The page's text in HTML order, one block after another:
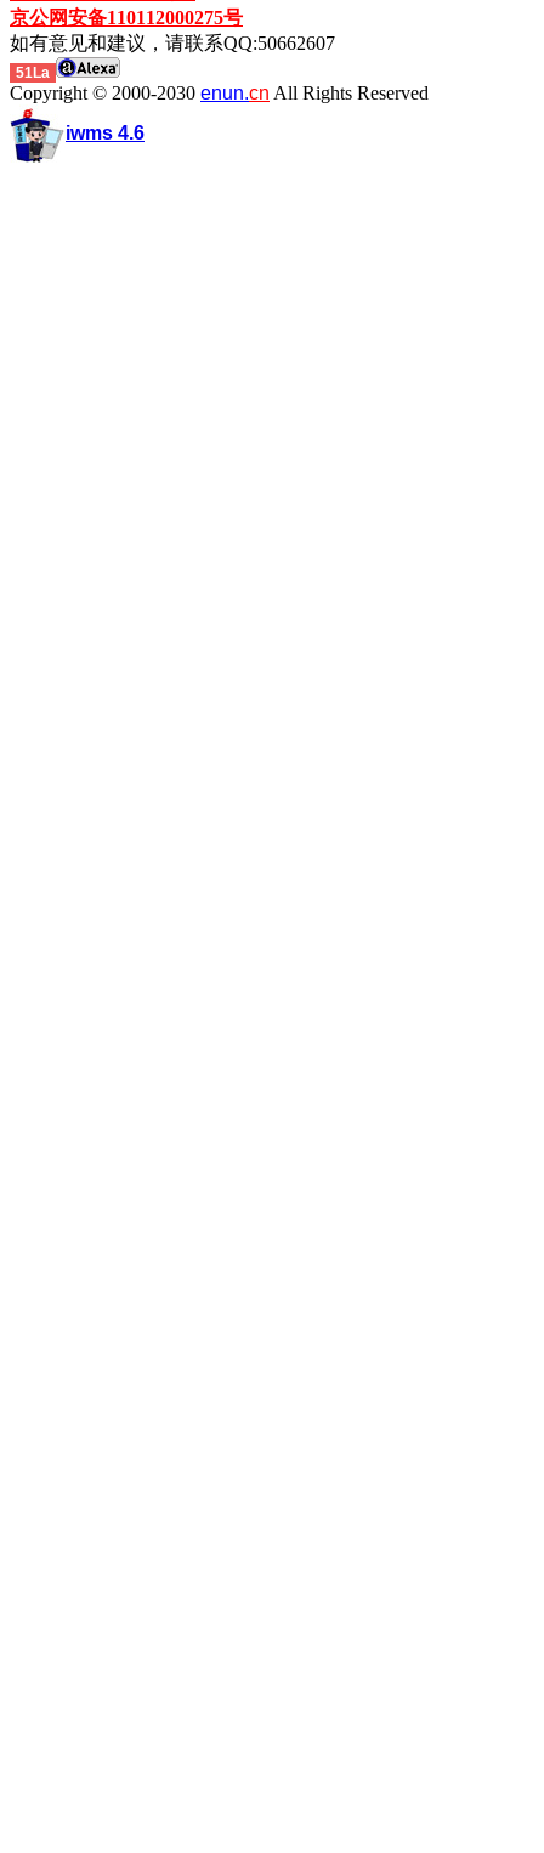
京公网安备110112000275号
如有意见和建议，请联系QQ:50662607
51La
Copyright © 2000-2030 enun.cn All Rights Reserved
iwms 4.6